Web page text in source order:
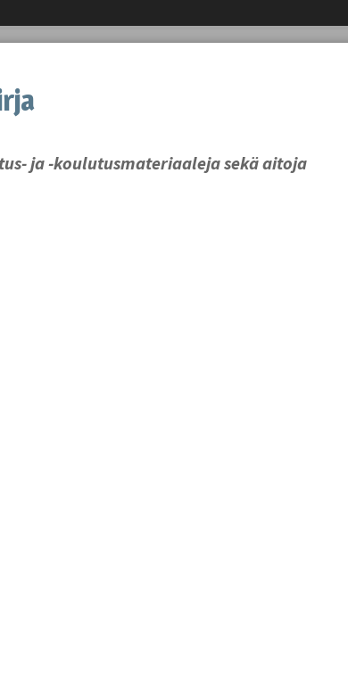
ja -koulutusmateriaaleja sekä aitoja